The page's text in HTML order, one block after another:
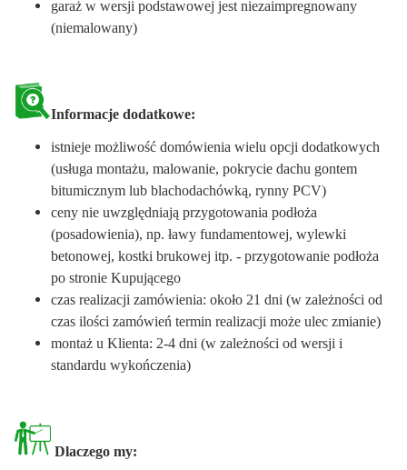
garaż w wersji podstawowej jest niezaimpregnowany
(niemalowany)
Informacje dodatkowe:
istnieje możliwość domówienia wielu opcji dodatkowych
(usługa montażu, malowanie, pokrycie dachu gontem
bitumicznym lub blachodachówką, rynny PCV)
ceny nie uwzględniają przygotowania podłoża
(posadowienia), np. ławy fundamentowej, wylewki
betonowej, kostki brukowej itp. - przygotowanie podłoża
po stronie Kupującego
czas realizacji zamówienia: około 21 dni (w zależności od
czas ilości zamówień termin realizacji może ulec zmianie)
montaż u Klienta: 2-4 dni (w zależności od wersji i
standardu wykończenia)
Dlaczego my: